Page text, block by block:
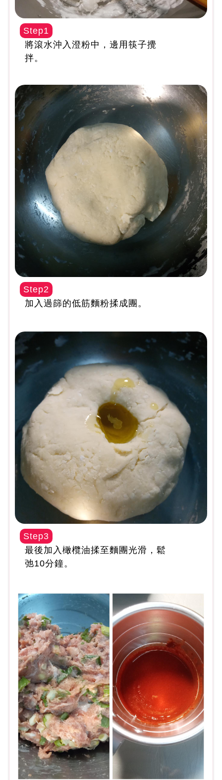
Step1
將滾水沖入澄粉中，邊用筷子攪
拌。
Step2
加入過篩的低筋麵粉揉成團。
Step3
最後加入橄欖油揉至麵團光滑，鬆
弛10分鐘。